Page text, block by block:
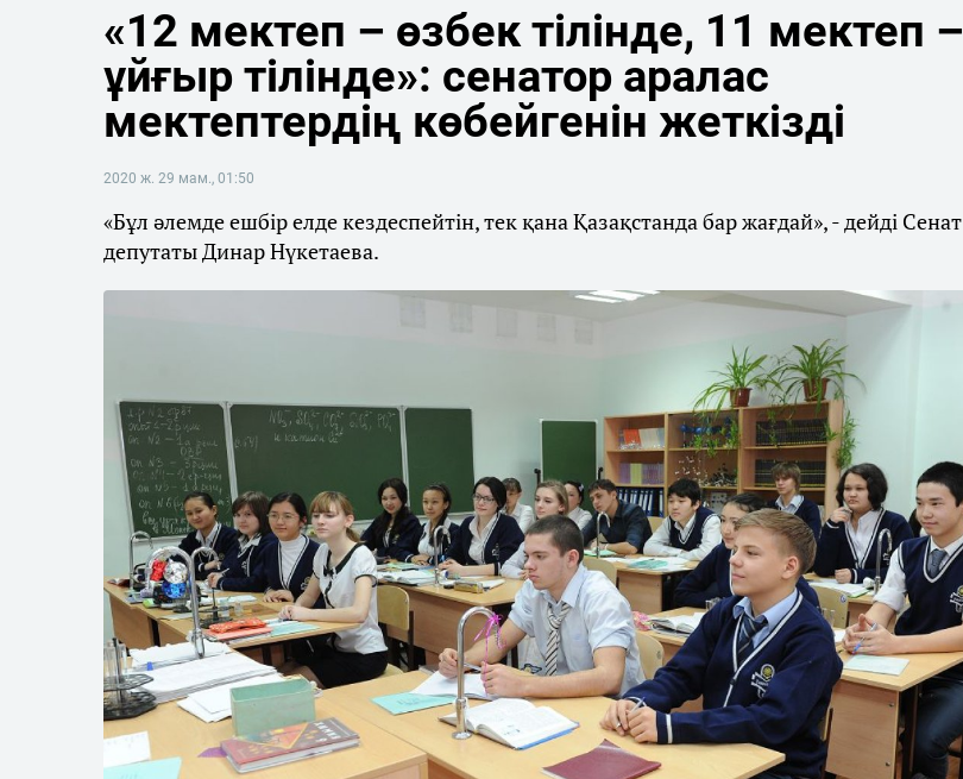
«12 мектеп – өзбек тілінде, 11 мектеп –
ұйғыр тілінде»: сенатор аралас
мектептердің көбейгенін жеткізді
2020 ж. 29 мам., 01:50
«Бұл әлемде ешбір елде кездеспейтін, тек қана Қазақстанда бар жағдай», - дейді Сенат
депутаты Динар Нүкетаева.